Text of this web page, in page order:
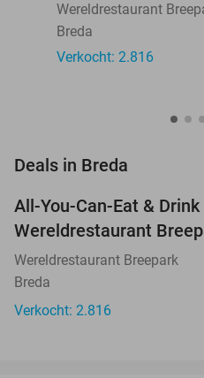
Wereldrestaurant
Breda
Verkocht: 2.816
Deals in Breda
All-You-Can-Eat &
Wereldrestaurant
Wereldrestaurant Breepark
Breda
Verkocht: 2.816